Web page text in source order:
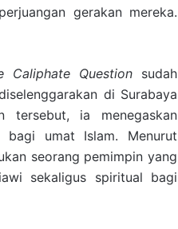
gerakan mereka.
Caliphate Questionsudah
di Surabaya
tersebut, ia menegaskan
bagi umat Islam. Menurut
seorang pemimpin yang
sekaligus spiritual bagi